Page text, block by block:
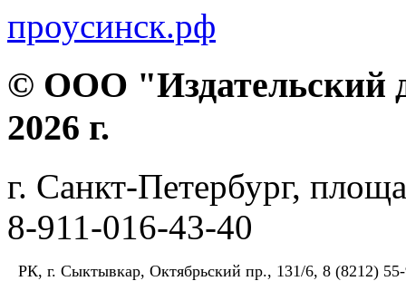
проусинск.рф
© ООО "Издательский
2026 г.
г. Санкт-Петербург,
8-911-016-43-40
РК, г. Сыктывкар, Октябрьский пр., 131/6, 8 (8212)